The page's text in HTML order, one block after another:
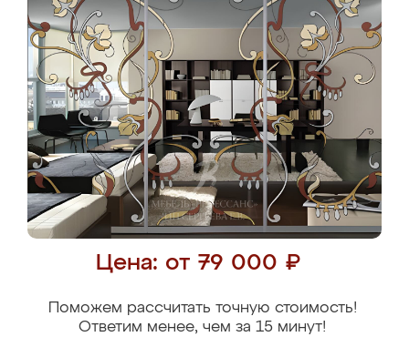
Цена: от 79 000 ₽
Поможем рассчитать точную стоимость!
Ответим менее, чем за 15 минут!